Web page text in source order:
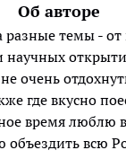
Об авторе
разные темы -
научных
очень
где вкусно
время люблю
объездить всю